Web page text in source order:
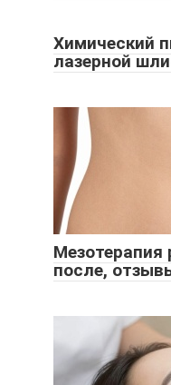
Химический
лазерной
после,